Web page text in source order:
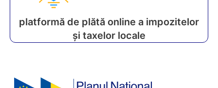
platformă de plătă online a impozitelor
și taxelor locale